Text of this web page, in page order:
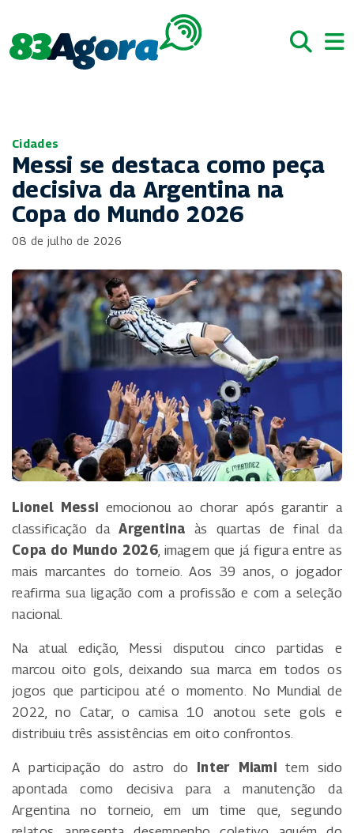
Cidades
Messi se destaca como peça
decisiva da Argentina na
Copa do Mundo 2026
08 de julho de 2026
Lionel Messi emocionou ao chorar após garantir a
classificação daArgentina às quartas de final da
Copa do Mundo 2026, imagem que já figura entre as
mais marcantes do torneio. Aos 39 anos, o jogador
reafirma sua ligação com a profissão e com a seleção
nacional.
Na atual edição, Messi disputou cinco partidas e
marcou oito gols, deixando sua marca em todos os
jogos que participou até o momento. No Mundial de
2022, no Catar, o camisa 10 anotou sete gols e
distribuiu três assistências em oito confrontos.
A participação do astro do Inter Miami tem sido
apontada como decisiva para a manutenção da
Argentina no torneio, em um time que, segundo